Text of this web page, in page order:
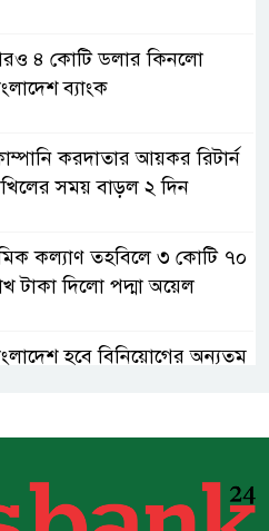
৪ কোটি ডলার কিনলো
ব্যাংক
করদাতার আয়কর রিটার্ন
সময় বাড়ল ২ দিন
কল্যাণ তহবিলে ৩ কোটি ৭০
টাকা দিলো পদ্মা অয়েল
হবে বিনিয়োগের অন্যতম
নির্বাহী পরিচালক আসিফ